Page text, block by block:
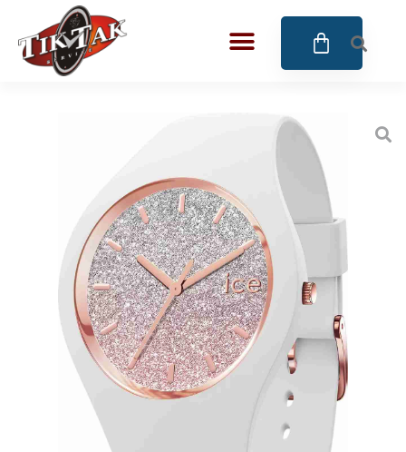
BIGOTTI Milano
CALYPSO
CANGO & RINALDI
CANGO & RINALDI CHARM
CANGO&RINALDI KARÓRÁK